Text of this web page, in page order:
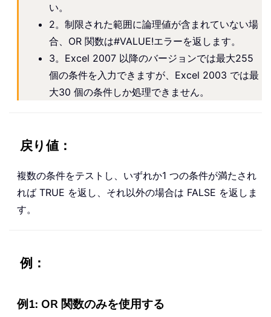
い。
2。制限された範囲に論理値が含まれていない場
合、OR 関数は#VALUE!エラーを返します。
3。Excel 2007 以降のバージョンでは最大255
個の条件を入力できますが、Excel 2003 では最
大30 個の条件しか処理できません。
戻り値：
複数の条件をテストし、いずれか1 つの条件が満たされ
れば TRUE を返し、それ以外の場合は FALSE を返しま
す。
例：
例1: OR 関数のみを使用する